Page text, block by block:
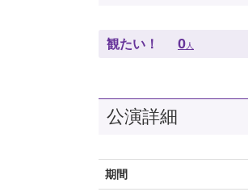
観たい！ 0 人
公演詳細
期間